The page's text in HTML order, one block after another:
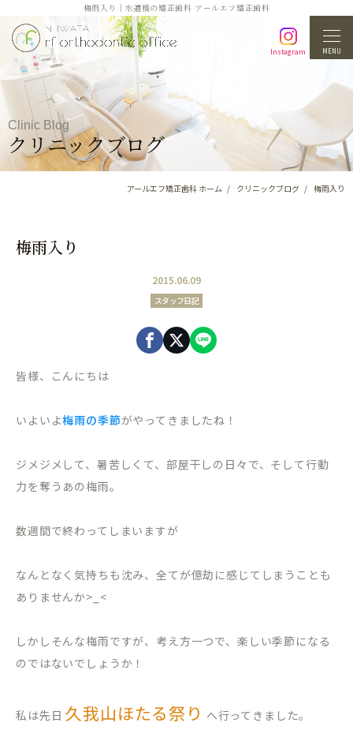
梅雨入り｜水道橋の矯正歯科 アールエフ矯正歯科
Instagram MENU
Clinic Blog
クリニックブログ
アールエフ矯正歯科 ホーム クリニックブログ 梅雨入り
梅雨入り
2015.06.09
スタッフ日記
皆様、こんにちは
いよいよ梅雨の季節がやってきましたね！
ジメジメして、暑苦しくて、部屋干しの日々で、そして行動
力を奪うあの梅雨。
数週間で終わってしまいますが
なんとなく気持ちも沈み、全てが億劫に感じてしまうことも
ありませんか>_<
しかしそんな梅雨ですが、考え方一つで、楽しい季節になる
のではないでしょうか！
私は先日久我山ほたる祭り へ行ってきました。